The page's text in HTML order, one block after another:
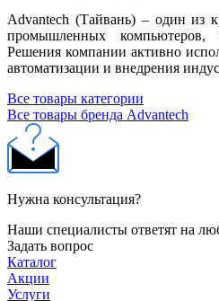
Advantech (Тайвань) – один из
промышленных
Решения компании активно
автоматизации и внедрения
Все товары категории
Все товары бренда Advantech
Нужна консультация?
Наши специалисты ответят на
Задать вопрос
Каталог
Акции
Услуги